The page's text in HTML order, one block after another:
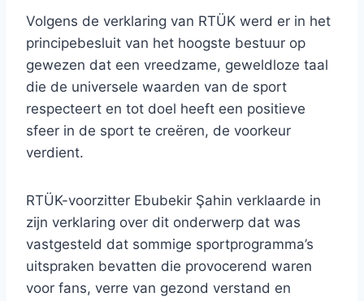
Volgens de verklaring van RTÜK werd er in het
principebesluit van het hoogste bestuur op
gewezen dat een vreedzame, geweldloze taal
die de universele waarden van de sport
respecteert en tot doel heeft een positieve
sfeer in de sport te creëren, de voorkeur
verdient.
RTÜK-voorzitter Ebubekir Şahin verklaarde in
zijn verklaring over dit onderwerp dat was
vastgesteld dat sommige sportprogramma’s
uitspraken bevatten die provocerend waren
voor fans, verre van gezond verstand en